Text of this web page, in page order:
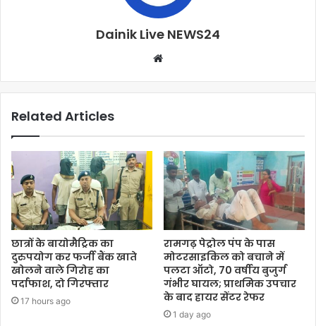
Dainik Live NEWS24
Related Articles
छात्रों के बायोमैट्रिक का
दुरुपयोग कर फर्जी बैंक खाते
खोलने वाले गिरोह का
पर्दाफाश, दो गिरफ्तार
17 hours ago
रामगढ़ पेट्रोल पंप के पास
मोटरसाइकिल को बचाने में
पलटा ऑटो, 70 वर्षीय बुजुर्ग
गंभीर घायल; प्राथमिक उपचार
के बाद हायर सेंटर रेफर
1 day ago